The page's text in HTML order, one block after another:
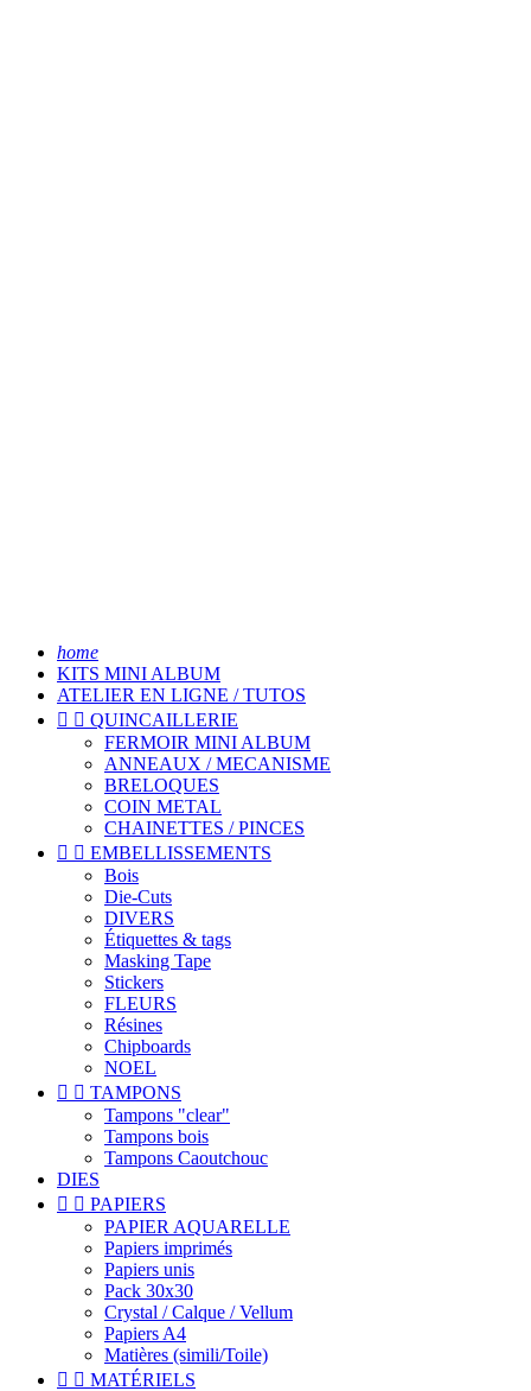
home
KITS MINI ALBUM
ATELIER EN LIGNE / TUTOS
  QUINCAILLERIE
FERMOIR MINI ALBUM
ANNEAUX / MECANISME
BRELOQUES
COIN METAL
CHAINETTES / PINCES
  EMBELLISSEMENTS
Bois
Die-Cuts
DIVERS
Étiquettes & tags
Masking Tape
Stickers
FLEURS
Résines
Chipboards
NOEL
  TAMPONS
Tampons "clear"
Tampons bois
Tampons Caoutchouc
DIES
  PAPIERS
PAPIER AQUARELLE
Papiers imprimés
Papiers unis
Pack 30x30
Crystal / Calque / Vellum
Papiers A4
Matières (simili/Toile)
  MATÉRIELS